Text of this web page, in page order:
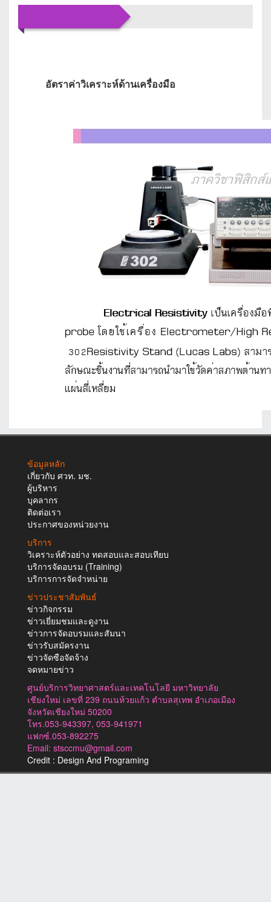
อัตราค่าวิเคราะห์ด้านเครื่องมือ
ข้อมูลหลัก
เกี่ยวกับ ศวท. มช.
ผู้บริหาร
บุคลากร
ติดต่อเรา
ประกาศของหน่วยงาน
บริการ
วิเคราะห์ตัวอย่าง ทดสอบและสอบเทียบ
บริการจัดอบรม (Training)
บริการการจัดจำหน่าย
ข่าวประชาสัมพันธ์
ข่าวกิจกรรม
ข่าวเยี่ยมชมและดูงาน
ข่าวการจัดอบรมและสัมนา
ข่าวรับสมัครงาน
ข่าวจัดซือจัดจ้าง
จดหมายข่าว
ศูนย์บริการวิทยาศาสตร์และเทคโนโลยี มหาวิทยาลัย
เชียงใหม่ เลขที่ 239 ถนนห้วยแก้ว ตำบลสุเทพ อำเภอเมือง
จังหวัดเชียงใหม่ 50200
โทร.053-943397, 053-941971
แฟกซ์.053-892275
Email: stsccmu@gmail.com
Credit : Design And Programing